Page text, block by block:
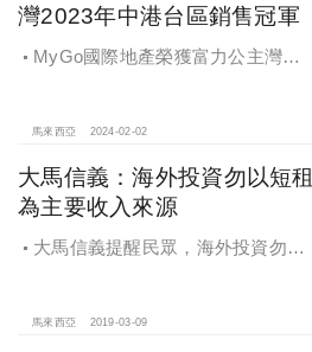
灣2023年中港台區銷售冠軍
MyGo國際地產榮獲富力公主灣
馬來西亞 2024-02-02
大馬信義：海外投資勿以短租
為主要收入來源
大馬信義提醒民眾，海外投資勿以
馬來西亞 2019-03-09